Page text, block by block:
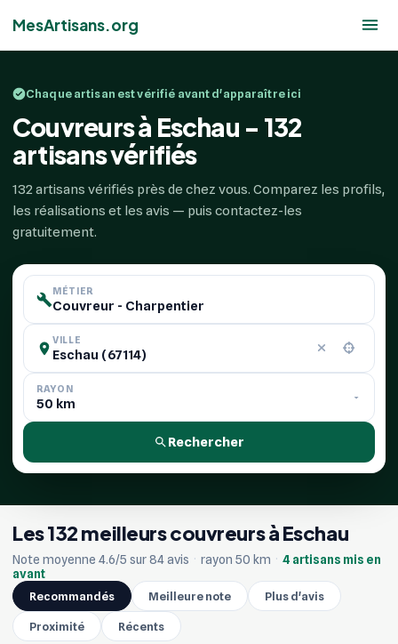
MesArtisans.org
Chaque artisan est vérifié avant d'apparaître ici
Couvreurs à Eschau - 132
artisans vérifiés
132 artisans vérifiés près de chez vous. Comparez les profils,
les réalisations et les avis — puis contactez-les
gratuitement.
MÉTIER
VILLE
RAYON
Rechercher
Les 132 meilleurs couvreurs à Eschau
Note moyenne 4.6/5 sur 84 avis · rayon 50 km · 4 artisans mis en
avant
Recommandés
Meilleure note Plus d'avis
Proximité Récents